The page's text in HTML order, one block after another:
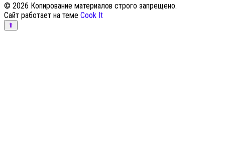
© 2026 Копирование материалов строго запрещено.
Сайт работает на теме Cook It